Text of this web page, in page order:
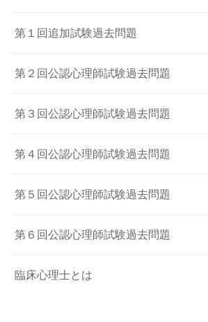
第１回追加試験過去問題
第２回公認心理師試験過去問題
第３回公認心理師試験過去問題
第４回公認心理師試験過去問題
第５回公認心理師試験過去問題
第６回公認心理師試験過去問題
臨床心理士とは